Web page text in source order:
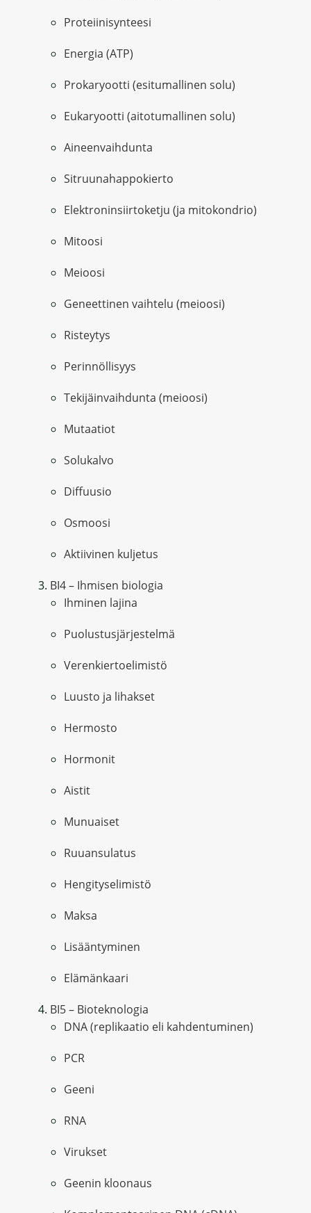
Proteiinisynteesi
Energia (ATP)
Prokaryootti (esitumallinen solu)
Eukaryootti (aitotumallinen solu)
Aineenvaihdunta
Sitruunahappokierto
Elektroninsiirtoketju (ja mitokondrio)
Mitoosi
Meioosi
Geneettinen vaihtelu (meioosi)
Risteytys
Perinnöllisyys
Tekijäinvaihdunta (meioosi)
Mutaatiot
Solukalvo
Diffuusio
Osmoosi
Aktiivinen kuljetus
BI4 – Ihmisen biologia
Ihminen lajina
Puolustusjärjestelmä
Verenkiertoelimistö
Luusto ja lihakset
Hermosto
Hormonit
Aistit
Munuaiset
Ruuansulatus
Hengityselimistö
Maksa
Lisääntyminen
Elämänkaari
BI5 – Bioteknologia
DNA (replikaatio eli kahdentuminen)
PCR
Geeni
RNA
Virukset
Geenin kloonaus